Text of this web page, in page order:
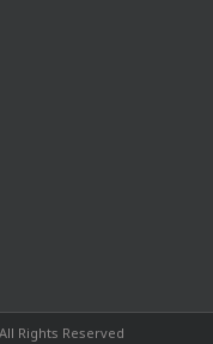
Rights Reserved